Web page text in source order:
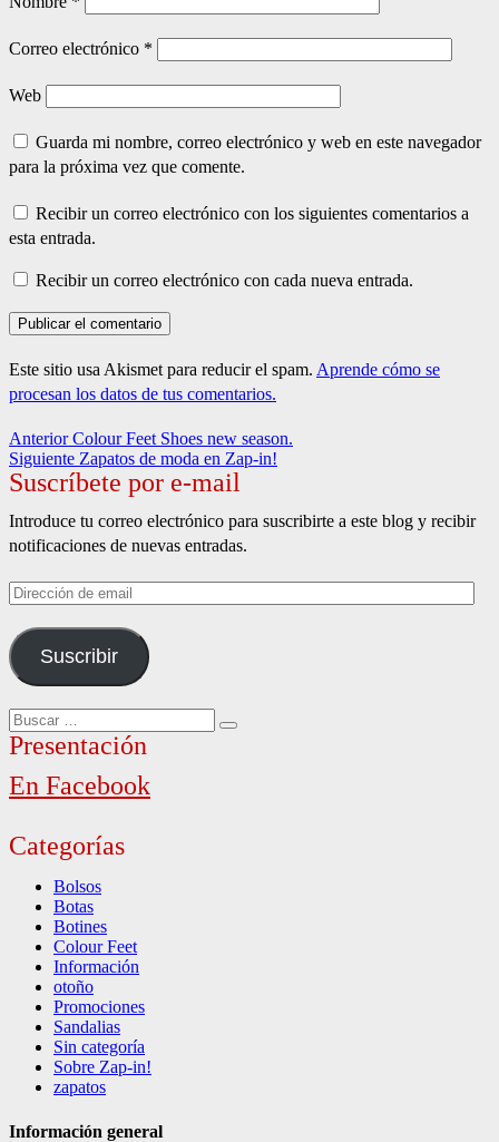
Correo electrónico *
Web
Guarda mi nombre, correo electrónico y web en este navegador
para la próxima vez que comente.
Recibir un correo electrónico con los siguientes comentarios a
esta entrada.
Recibir un correo electrónico con cada nueva entrada.
Este sitio usa Akismet para reducir el spam. Aprende cómo se
procesan los datos de tus comentarios.
Navegación
de
Anterior Entrada
anterior:
Colour Feet Shoes new season.
Siguiente Entrada
siguiente:
Zapatos de moda en Zap-in!
Suscríbete por e-mail
Introduce tu correo electrónico para suscribirte a este blog y recibir
notificaciones de nuevas entradas.
Dirección
email
Suscribir
Buscar
por:
Buscar
Presentación
En Facebook
Categorías
Bolsos
Botas
Botines
Colour Feet
Información
otoño
Promociones
Sandalias
Sin categoría
Sobre Zap-in!
zapatos
Información general